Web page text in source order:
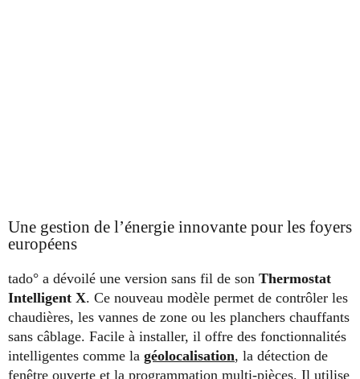
Une gestion de l’énergie innovante pour les foyers
européens
tado° a dévoilé une version sans fil de son Thermostat
Intelligent X. Ce nouveau modèle permet de contrôler les
chaudières, les vannes de zone ou les planchers chauffants
sans câblage. Facile à installer, il offre des fonctionnalités
intelligentes comme la géolocalisation, la détection de
fenêtre ouverte et la programmation multi-pièces. Il utilise